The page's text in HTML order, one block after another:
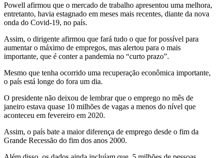
Powell afirmou que o mercado de trabalho apresentou uma melhora,
entretanto, havia estagnado em meses mais recentes, diante da nova
onda do Covid-19, no país.
Assim, o dirigente afirmou que fará tudo o que for possível para
aumentar o máximo de empregos, mas alertou para o mais
importante, que é conter a pandemia no “curto prazo”.
Mesmo que tenha ocorrido uma recuperação econômica importante,
o país está longe do fora um dia.
O presidente não deixou de lembrar que o emprego no mês de
janeiro estava quase 10 milhões de vagas a menos do nível que
aconteceu em fevereiro em 2020.
Assim, o país bate a maior diferença de emprego desde o fim da
Grande Recessão do fim dos anos 2000.